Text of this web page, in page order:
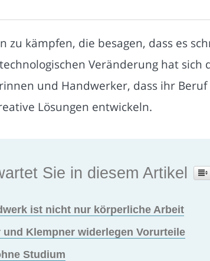
kämpfen, die besagen, dass es
Veränderung hat
und Handwerker, dass ihr
Lösungen entwickeln.
Sie in diesem Artikel
ist nicht nur körperliche Arbeit
Klempner widerlegen Vorurteile
Studium